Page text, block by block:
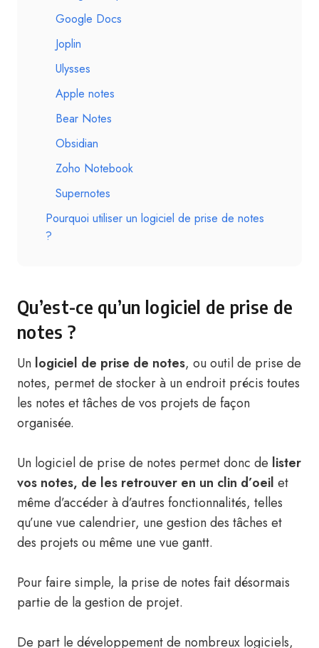
Google Docs
Joplin
Ulysses
Apple notes
Bear Notes
Obsidian
Zoho Notebook
Supernotes
Pourquoi utiliser un logiciel de prise de notes
?
Qu’est-ce qu’un logiciel de prise de
notes ?
Un logiciel de prise de notes, ou outil de prise de
notes, permet de stocker à un endroit précis toutes
les notes et tâches de vos projets de façon
organisée.
Un logiciel de prise de notes permet donc de lister
vos notes, de les retrouver en un clin d’oeil et
même d’accéder à d’autres fonctionnalités, telles
qu’une vue calendrier, une gestion des tâches et
des projets ou même une vue gantt.
Pour faire simple, la prise de notes fait désormais
partie de la gestion de projet.
De part le développement de nombreux logiciels,